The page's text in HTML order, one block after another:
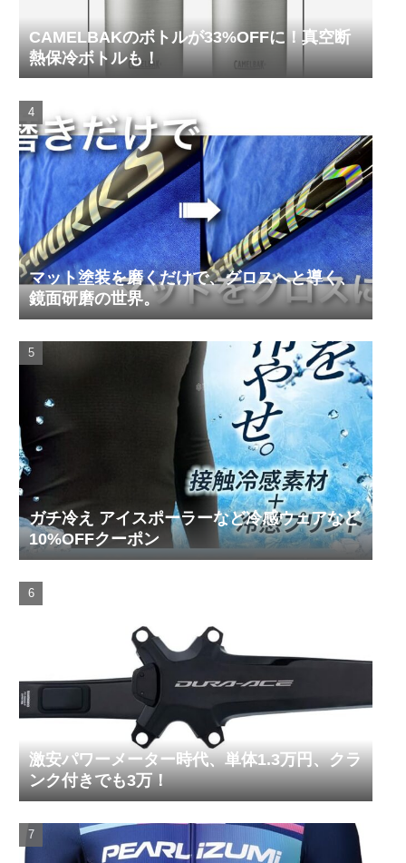
CAMELBAKのボトルが33%OFFに！真空断
熱保冷ボトルも！
マット塗装を磨くだけで、グロスへと導く、
鏡面研磨の世界。
ガチ冷え アイスポーラーなど冷感ウェアなど
10%OFFクーポン
激安パワーメーター時代、単体1.3万円、クラ
ンク付きでも3万！